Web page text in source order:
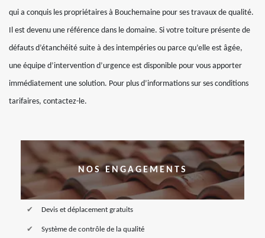
qui a conquis les propriétaires à Bouchemaine pour ses travaux de qualité.
Il est devenu une référence dans le domaine. Si votre toiture présente de
défauts d’étanchéité suite à des intempéries ou parce qu’elle est âgée,
une équipe d’intervention d’urgence est disponible pour vous apporter
immédiatement une solution. Pour plus d’informations sur ses conditions
tarifaires, contactez-le.
NOS ENGAGEMENTS
Devis et déplacement gratuits
Système de contrôle de la qualité